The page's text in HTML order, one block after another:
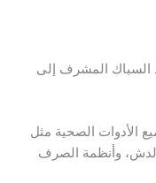
السباك المشرف إلى
الأدوات الصحية مثل
وأنظمة الصرف